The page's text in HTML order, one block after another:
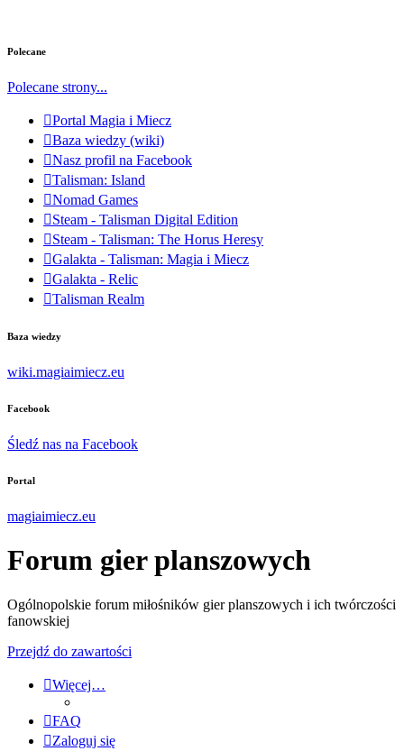
Polecane
Polecane strony...
Portal Magia i Miecz
Baza wiedzy (wiki)
Nasz profil na Facebook
Talisman: Island
Nomad Games
Steam - Talisman Digital Edition
Steam - Talisman: The Horus Heresy
Galakta - Talisman: Magia i Miecz
Galakta - Relic
Talisman Realm
Baza wiedzy
wiki.magiaimiecz.eu
Facebook
Śledź nas na Facebook
Portal
magiaimiecz.eu
Forum gier planszowych
Ogólnopolskie forum miłośników gier planszowych i ich twórczości
fanowskiej
Przejdź do zawartości
Więcej…
FAQ
Zaloguj się